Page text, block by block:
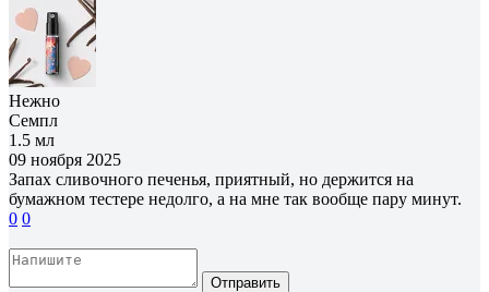
Нежно
Семпл
1.5 мл
09 ноября 2025
Запах сливочного печенья, приятный, но держится на
бумажном тестере недолго, а на мне так вообще пару минут.
0 0
Отправить